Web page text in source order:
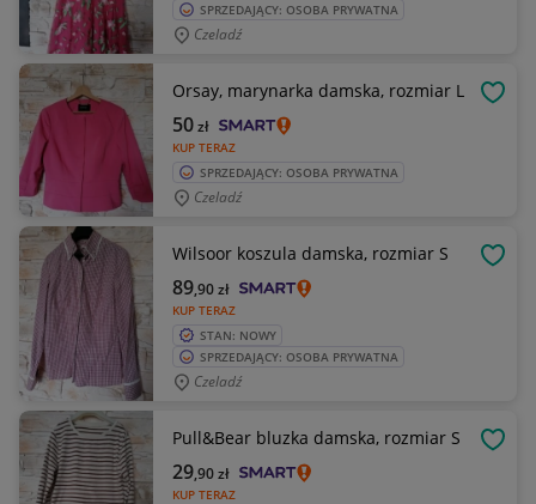
SPRZEDAJĄCY: OSOBA PRYWATNA
Czeladź
Orsay, marynarka damska, rozmiar L
KUP TERAZ
50zł
SPRZEDAJĄCY: OSOBA PRYWATNA
Czeladź
Wilsoor koszula damska, rozmiar S
KUP TERAZ
89,90zł
STAN: NOWY
SPRZEDAJĄCY: OSOBA PRYWATNA
Czeladź
Pull&Bear bluzka damska, rozmiar S
KUP TERAZ
29,90zł